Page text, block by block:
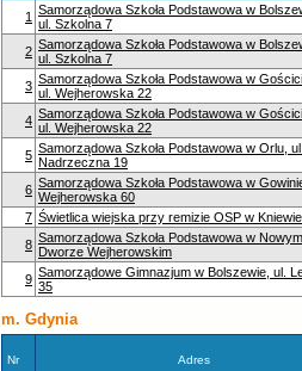
1 Samorządowa Szkoła Podstawowa w
ul. Szkolna 7
2 Samorządowa Szkoła Podstawowa w
ul. Szkolna 7
3 Samorządowa Szkoła Podstawowa w
ul. Wejherowska 22
4 Samorządowa Szkoła Podstawowa w
ul. Wejherowska 22
5 Samorządowa Szkoła Podstawowa w Orlu,
Nadrzeczna 19
6 Samorządowa Szkoła Podstawowa w
Wejherowska 60
7 Świetlica wiejska przy remizie OSP w Kniewie
8 Samorządowa Szkoła Podstawowa w Nowym
Dworze Wejherowskim
9 Samorządowe Gimnazjum w Bolszewie, ul.
35
m. Gdynia
Nr Adres